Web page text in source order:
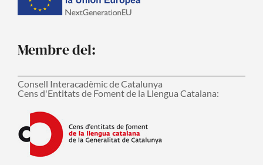
Membre del:
Consell Interacadèmic de Catalunya
Cens d'Entitats de Foment de la Llengua Catalana: